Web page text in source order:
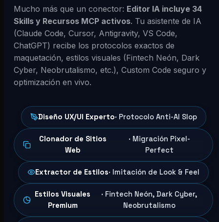
Mucho más que un conector: Editor IA incluye 34
Skills y Recursos MCP activos. Tu asistente de IA
(Claude Code, Cursor, Antigravity, VS Code,
ChatGPT) recibe los protocolos exactos de
maquetación, estilos visuales (Fintech Neón, Dark
Cyber, Neobrutalismo, etc.), Custom Code seguro y
optimización en vivo.
Diseño UX/UI Experto· Protocolo Anti-AI Slop
Clonador de Sitios
Web
· Migración Pixel-
Perfect
Extractor de Estilos· Imitación de Look & Feel
Estilos Visuales
Premium
· Fintech Neón, Dark Cyber,
Neobrutalismo